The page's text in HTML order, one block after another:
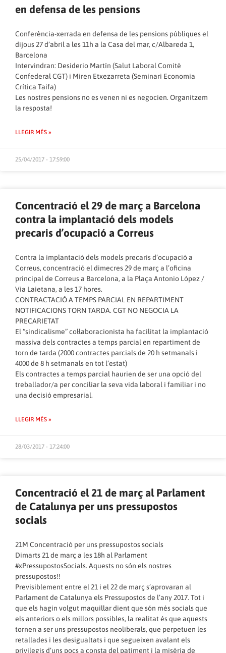
en defensa de les pensions
Conferència-xerrada en defensa de les pensions públiques el
dijous 27 d’abril a les 11h a la Casa del mar, c/Albareda 1,
Barcelona
Intervindran: Desiderio Martín (Salut Laboral Comitè
Confederal CGT) i Miren Etxezarreta (Seminari Economia
Crítica Taifa)
Les nostres pensions no es venen ni es negocien. Organitzem
la resposta!
LLEGIR MÉS »
25/04/2017 - 17:59:00
Concentració el 29 de març a Barcelona
contra la implantació dels models
precaris d’ocupació a Correus
Contra la implantació dels models precaris d’ocupació a
Correus, concentració el dimecres 29 de març a l’oficina
principal de Correus a Barcelona, a la Plaça Antonio López /
Via Laietana, a les 17 hores.
CONTRACTACIÓ A TEMPS PARCIAL EN REPARTIMENT
NOTIFICACIONS TORN TARDA. CGT NO NEGOCIA LA
PRECARIETAT
El “sindicalisme” col·laboracionista ha facilitat la implantació
massiva dels contractes a temps parcial en repartiment de
torn de tarda (2000 contractes parcials de 20 h setmanals i
4000 de 8 h setmanals en tot l’estat)
Els contractes a temps parcial haurien de ser una opció del
treballador/a per conciliar la seva vida laboral i familiar i no
una decisió empresarial.
LLEGIR MÉS »
28/03/2017 - 17:24:00
Concentració el 21 de març al Parlament
de Catalunya per uns pressupostos
socials
21M Concentració per uns pressupostos socials
Dimarts 21 de març a les 18h al Parlament
#xPressupostosSocials. Aquests no són els nostres
pressupostos!!
Previsiblement entre el 21 i el 22 de març s’aprovaran al
Parlament de Catalunya els Pressupostos de l’any 2017. Tot i
que els hagin volgut maquillar dient que són més socials que
els anteriors o els millors possibles, la realitat és que aquests
tornen a ser uns pressupostos neoliberals, que perpetuen les
retallades i les desigualtats i que segueixen avalant els
privilegis d’uns pocs a consta del patiment i la misèria de